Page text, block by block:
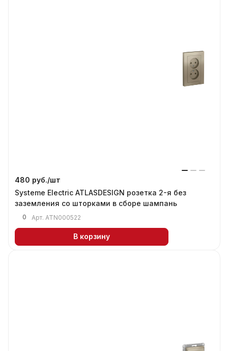
480 руб./шт
Systeme Electric ATLASDESIGN розетка 2-я без
заземления со шторками в сборе шампань
0 Арт. ATN000522
В корзину